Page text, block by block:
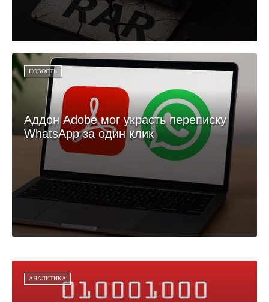
НОВОСТЬ
Аддон Adobe мог украсть переписку
WhatsApp за один клик
АНАЛИТИКА